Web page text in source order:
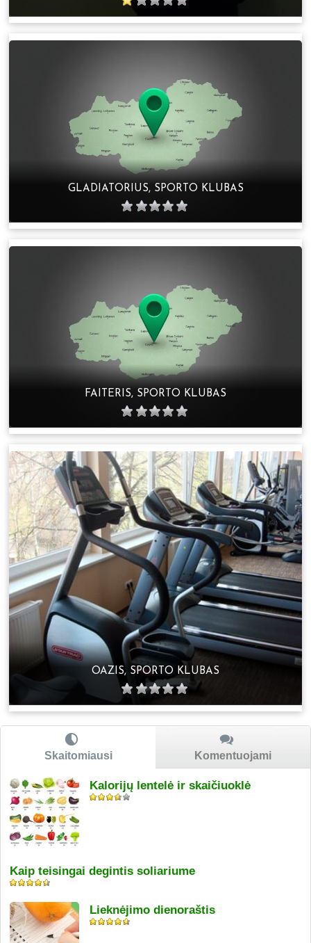
GLADIATORIUS, SPORTO KLUBAS
FAITERIS, SPORTO KLUBAS
OAZIS, SPORTO KLUBAS
Skaitomiausi Komentuojami
Kalorijų lentelė ir skaičiuoklė
Kaip teisingai degintis soliariume
Lieknėjimo dienoraštis